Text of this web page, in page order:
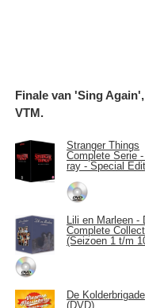
Finale van 'Sing
VTM.
Stranger Things
Complete Serie
ray - Special
Lili en Marleen -
Complete
(Seizoen 1 t/m
De Kolderbrigade
(DVD)